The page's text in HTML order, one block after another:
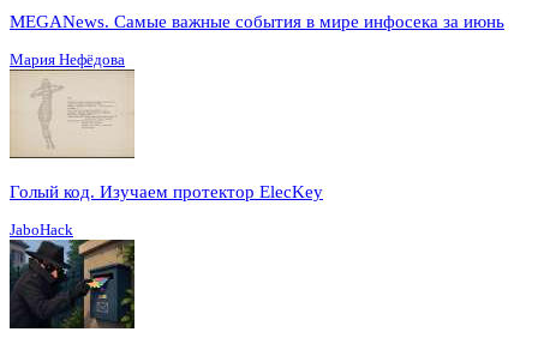
MEGANews. Cамые важные события в мире инфосека за июнь
Мария Нефёдова
Голый код. Изучаем протектор ElecKey
JaboHack